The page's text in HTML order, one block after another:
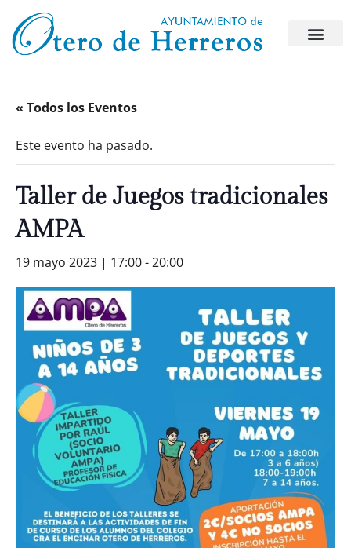
« Todos los Eventos
Este evento ha pasado.
Taller de Juegos tradicionales
AMPA
19 mayo 2023 | 17:00-20:00